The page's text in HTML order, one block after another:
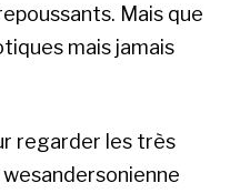
Mais que
mais jamais
regarder les très